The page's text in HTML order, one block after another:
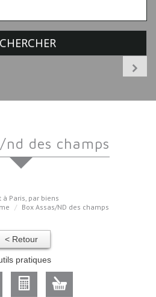
nd des champs
Paris, par biens
Box Assas/ND des champs
< Retour
pratiques